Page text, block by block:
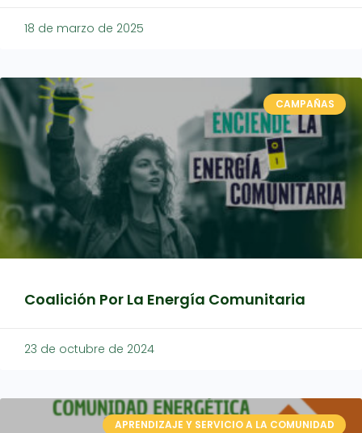
18 de marzo de 2025
CAMPAÑAS
Coalición Por La Energía Comunitaria
23 de octubre de 2024
APRENDIZAJE Y SERVICIO A LA COMUNIDAD